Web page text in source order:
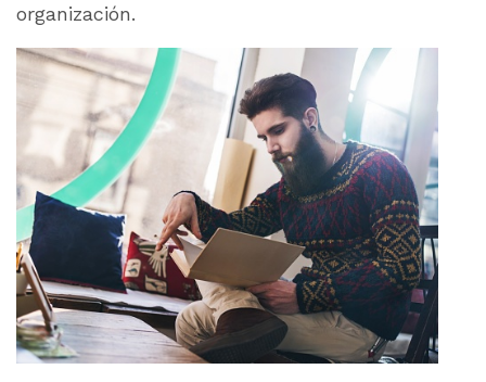
organización.